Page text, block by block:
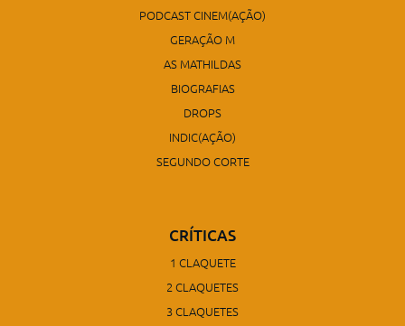
PODCAST CINEM(AÇÃO)
GERAÇÃO M
AS MATHILDAS
BIOGRAFIAS
DROPS
INDIC(AÇÃO)
SEGUNDO CORTE
CRÍTICAS
1 CLAQUETE
2 CLAQUETES
3 CLAQUETES